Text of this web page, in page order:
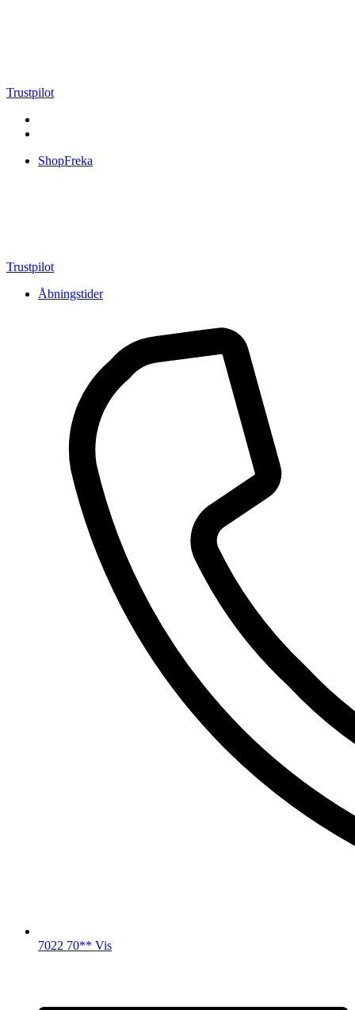
Trustpilot
ShopFreka
Trustpilot
Åbningstider
7022 70** Vis